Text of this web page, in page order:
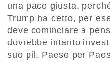
una pace giusta,
Trump ha detto, per
deve cominciare a
dovrebbe intanto
suo pil, Paese per